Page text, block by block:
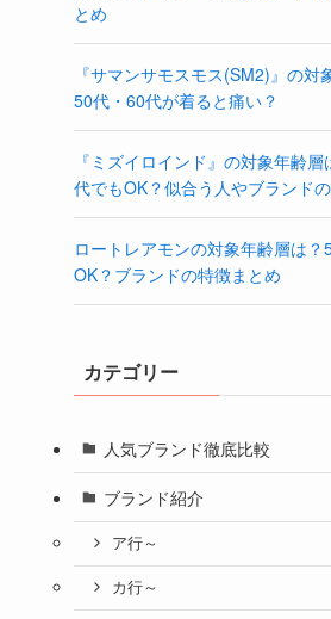
とめ
『サマンサモスモス(SM2)』の対
50代・60代が着ると痛い？
『ミズイロインド』の対象年齢
代でもOK？似合う人やブランド
ロートレアモンの対象年齢層は？
OK？ブランドの特徴まとめ
カテゴリー
人気ブランド徹底比較
ブランド紹介
ア行～
カ行～